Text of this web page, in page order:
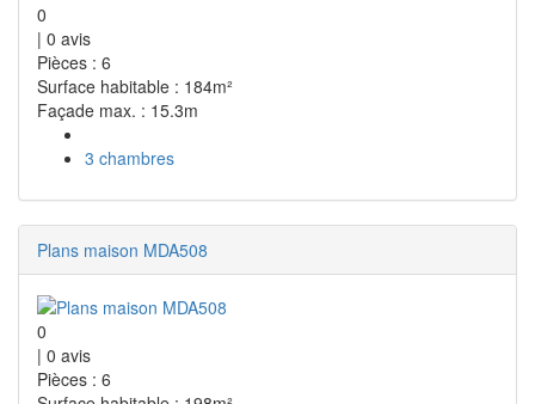
0
| 0 avis
Pièces : 6
Surface habitable : 184m²
Façade max. : 15.3m
3 chambres
Plans maison MDA508
0
| 0 avis
Pièces : 6